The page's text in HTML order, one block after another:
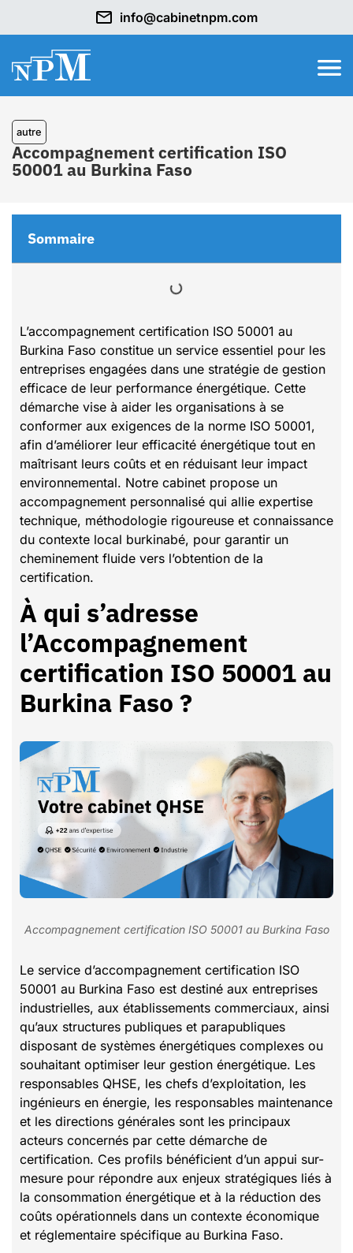
info@cabinetnpm.com
autre
Accompagnement certification ISO
50001 au Burkina Faso
L’accompagnement certification ISO 50001 au
Burkina Faso constitue un service essentiel pour les
entreprises engagées dans une stratégie de gestion
efficace de leur performance énergétique. Cette
démarche vise à aider les organisations à se
conformer aux exigences de la norme ISO 50001,
afin d’améliorer leur efficacité énergétique tout en
maîtrisant leurs coûts et en réduisant leur impact
environnemental. Notre cabinet propose un
accompagnement personnalisé qui allie expertise
technique, méthodologie rigoureuse et connaissance
du contexte local burkinabé, pour garantir un
cheminement fluide vers l’obtention de la
certification.
À qui s’adresse
l’Accompagnement
certification ISO 50001 au
Burkina Faso ?
Accompagnement certification ISO 50001 au Burkina Faso
Le service d’accompagnement certification ISO
50001 au Burkina Faso est destiné aux entreprises
industrielles, aux établissements commerciaux, ainsi
qu’aux structures publiques et parapubliques
disposant de systèmes énergétiques complexes ou
souhaitant optimiser leur gestion énergétique. Les
responsables QHSE, les chefs d’exploitation, les
ingénieurs en énergie, les responsables maintenance
et les directions générales sont les principaux
acteurs concernés par cette démarche de
certification. Ces profils bénéficient d’un appui sur-
mesure pour répondre aux enjeux stratégiques liés à
la consommation énergétique et à la réduction des
coûts opérationnels dans un contexte économique
et réglementaire spécifique au Burkina Faso.
Sommaire